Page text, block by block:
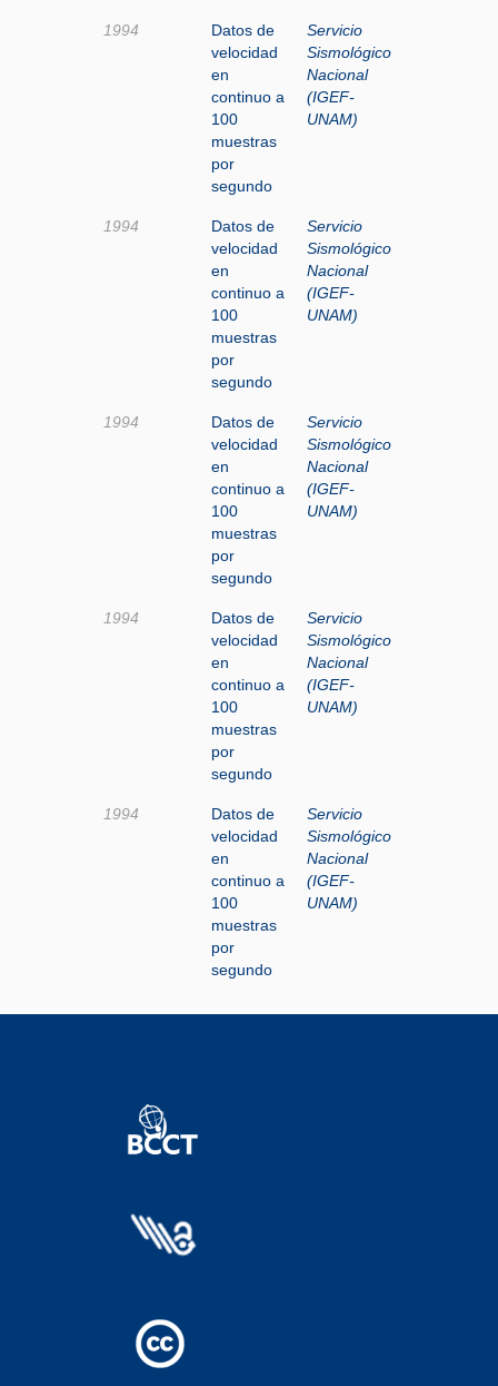
1994
Datos de
velocidad
en
continuo a
100
muestras
por
segundo
Servicio
Sismológico
Nacional
(IGEF-
UNAM)
1994
Datos de
velocidad
en
continuo a
100
muestras
por
segundo
Servicio
Sismológico
Nacional
(IGEF-
UNAM)
1994
Datos de
velocidad
en
continuo a
100
muestras
por
segundo
Servicio
Sismológico
Nacional
(IGEF-
UNAM)
1994
Datos de
velocidad
en
continuo a
100
muestras
por
segundo
Servicio
Sismológico
Nacional
(IGEF-
UNAM)
1994
Datos de
velocidad
en
continuo a
100
muestras
por
segundo
Servicio
Sismológico
Nacional
(IGEF-
UNAM)